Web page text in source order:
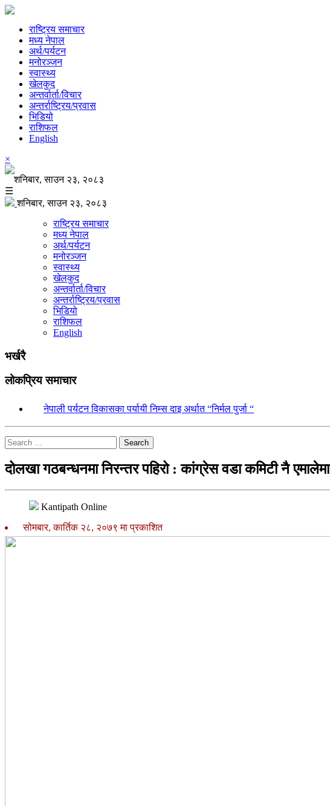
राष्ट्रिय समाचार
मध्य नेपाल
अर्थ/पर्यटन
मनोरञ्जन
स्वास्थ्य
खेलकुद
अन्तर्वार्ता/विचार
अन्तर्राष्ट्रिय/प्रवास
भिडियो
राशिफल
English
×
शनिबार, साउन २३, २०८३
☰
शनिबार, साउन २३, २०८३
राष्ट्रिय समाचार
मध्य नेपाल
अर्थ/पर्यटन
मनोरञ्जन
स्वास्थ्य
खेलकुद
अन्तर्वार्ता/विचार
अन्तर्राष्ट्रिय/प्रवास
भिडियो
राशिफल
English
भर्खरै
लोकप्रिय समाचार
नेपाली पर्यटन विकासका पर्यायी निम्स दाइ अर्थात “निर्मल पुर्जा “
Search
दोलखा गठबन्धनमा निरन्तर पहिरो : कांग्रेस वडा कमिटी नै एमालेमा
Kantipath Online
सोमबार, कार्तिक २८, २०७९ मा प्रकाशित